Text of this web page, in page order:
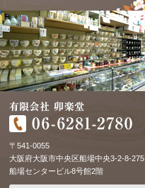
〒541-0055
大阪府大阪市中央区船場中央3-2-8-275
船場センタービル8号館2階